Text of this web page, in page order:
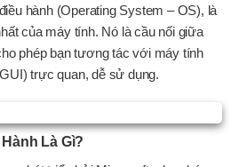
hành (Operating System – OS), là
của máy tính. Nó là cầu nối giữa
phép bạn tương tác với máy tính
trực quan, dễ sử dụng.
Là Gì?